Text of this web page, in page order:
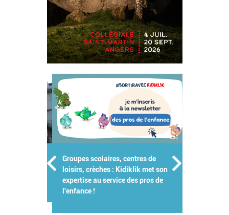
Groupes scolaires, centres de
loisirs, crèches : Kidiklik met son
expertise au service des pros de
l'enfance !